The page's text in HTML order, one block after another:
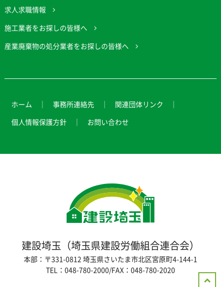
求人求職情報
施工業者をお探しの皆様へ
産業廃棄物の処分業者をお探しの皆様へ
ホーム 事務所連絡先
関連団体リンク
個人情報保護方針
お問い合わせ
建設埼玉（埼玉県建設労働組合連合会）
本部：〒331-0812 埼玉県さいたま市北区宮原町4-144-1
TEL：048-780-2000/FAX：048-780-2020